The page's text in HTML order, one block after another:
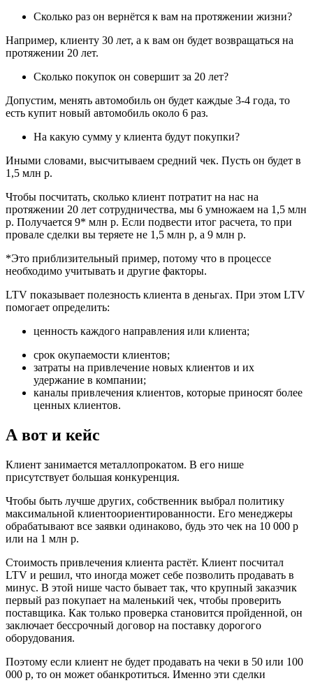
Сколько раз он вернётся к вам на протяжении жизни?
Например, клиенту 30 лет, а к вам он будет возвращаться на
протяжении 20 лет.
Сколько покупок он совершит за 20 лет?
Допустим, менять автомобиль он будет каждые 3-4 года, то
есть купит новый автомобиль около 6 раз.
На какую сумму у клиента будут покупки?
Иными словами, высчитываем средний чек. Пусть он будет в
1,5 млн р.
Чтобы посчитать, сколько клиент потратит на нас на
протяжении 20 лет сотрудничества, мы 6 умножаем на 1,5 млн
р. Получается 9* млн р. Если подвести итог расчета, то при
провале сделки вы теряете не 1,5 млн р, а 9 млн р.
*Это приблизительный пример, потому что в процессе
необходимо учитывать и другие факторы.
LTV показывает полезность клиента в деньгах. При этом LTV
помогает определить:
ценность каждого направления или клиента;
срок окупаемости клиентов;
затраты на привлечение новых клиентов и их
удержание в компании;
каналы привлечения клиентов, которые приносят более
ценных клиентов.
А вот и кейс
Клиент занимается металлопрокатом. В его нише
присутствует большая конкуренция.
Чтобы быть лучше других, собственник выбрал политику
максимальной клиентоориентированности. Его менеджеры
обрабатывают все заявки одинаково, будь это чек на 10 000 р
или на 1 млн р.
Стоимость привлечения клиента растёт. Клиент посчитал
LTV и решил, что иногда может себе позволить продавать в
минус. В этой нише часто бывает так, что крупный заказчик
первый раз покупает на маленький чек, чтобы проверить
поставщика. Как только проверка становится пройденной, он
заключает бессрочный договор на поставку дорогого
оборудования.
Поэтому если клиент не будет продавать на чеки в 50 или 100
000 р, то он может обанкротиться. Именно эти сделки